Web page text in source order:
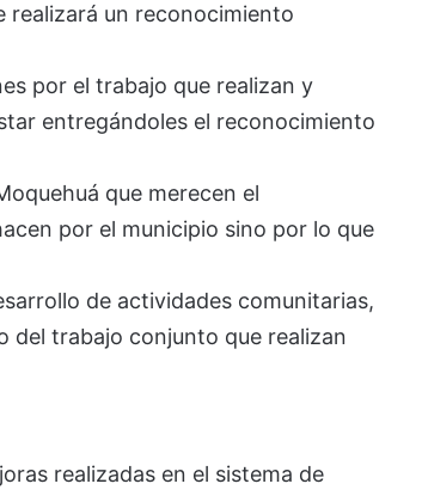
realizará un reconocimiento
por el trabajo que realizan y
entregándoles el reconocimiento
que merecen el
por el municipio sino por lo que
de actividades comunitarias,
del trabajo conjunto que realizan
realizadas en el sistema de